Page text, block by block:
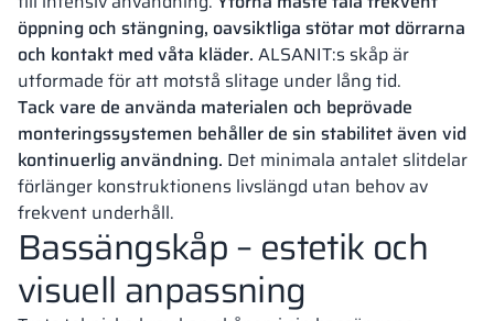
öppning och stängning, oavsiktliga stötar mot dörrarna
och kontakt med våta kläder. ALSANIT:s skåp är
utformade för att motstå slitage under lång tid.
Tack vare de använda materialen och beprövade
monteringssystemen behåller de sin stabilitet även vid
kontinuerlig användning. Det minimala antalet slitdelar
förlänger konstruktionens livslängd utan behov av
frekvent underhåll.
Bassängskåp – estetik och
visuell anpassning